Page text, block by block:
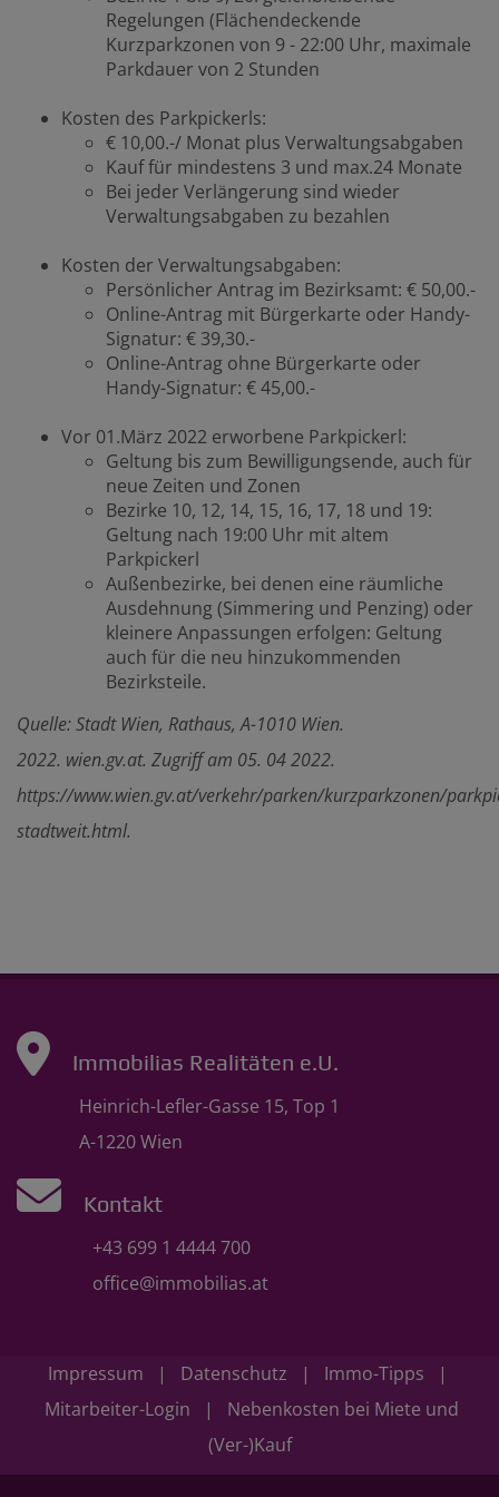
Regelungen (Flächendeckende
Kurzparkzonen von 9 - 22:00 Uhr, maximale
Parkdauer von 2 Stunden
Kosten des Parkpickerls:
€ 10,00.-/ Monat plus Verwaltungsabgaben
Kauf für mindestens 3 und max.24 Monate
Bei jeder Verlängerung sind wieder
Verwaltungsabgaben zu bezahlen
Kosten der Verwaltungsabgaben:
Persönlicher Antrag im Bezirksamt: € 50,00.-
Online-Antrag mit Bürgerkarte oder Handy-
Signatur: € 39,30.-
Online-Antrag ohne Bürgerkarte oder
Handy-Signatur: € 45,00.-
Vor 01.März 2022 erworbene Parkpickerl:
Geltung bis zum Bewilligungsende, auch für
neue Zeiten und Zonen
Bezirke 10, 12, 14, 15, 16, 17, 18 und 19:
Geltung nach 19:00 Uhr mit altem
Parkpickerl
Außenbezirke, bei denen eine räumliche
Ausdehnung (Simmering und Penzing) oder
kleinere Anpassungen erfolgen: Geltung
auch für die neu hinzukommenden
Bezirksteile.
Quelle: Stadt Wien, Rathaus, A-1010 Wien.
2022. wien.gv.at. Zugriff am 05. 04 2022.
https://www.wien.gv.at/verkehr/parken/kurzparkzonen/
stadtweit.html.
Immobilias Realitäten e.U.
Heinrich-Lefler-Gasse 15, Top 1
A-1220 Wien
Kontakt
+43 699 1 4444 700
office@immobilias.at
Impressum | Datenschutz | Immo-Tipps
|
Mitarbeiter-Login | Nebenkosten bei Miete und
(Ver-)Kauf